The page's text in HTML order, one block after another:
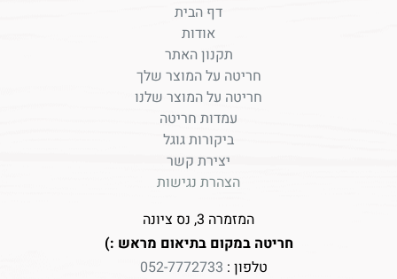
דף הבית
אודות
תקנון האתר
חריטה על המוצר שלך
חריטה על המוצר שלנו
עמדות חריטה
ביקורות גוגל
יצירת קשר
הצהרת נגישות
המזמרה 3, נס ציונה
חריטה במקום בתיאום מראש :)
טלפון : 052-7772733